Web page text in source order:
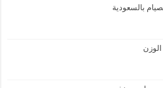
بالسعودية